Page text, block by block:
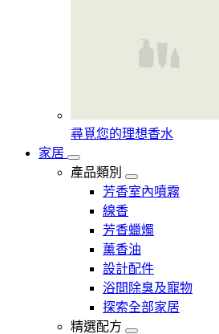
尋覓您的理想香水​
家居
產品類別
芳香室內噴霧
線香
芳香蠟燭
薰香油
設計配件
浴間除臭及寵物
探索全部家居
精選配方